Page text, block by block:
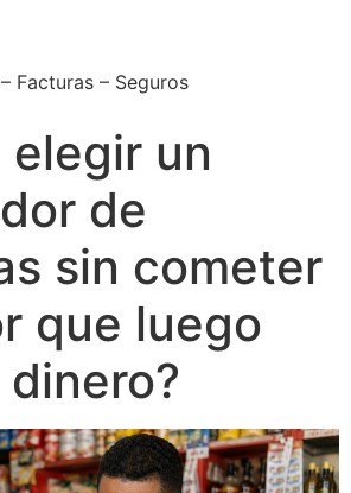
Facturas – Seguros
elegir un
de
sin cometer
que luego